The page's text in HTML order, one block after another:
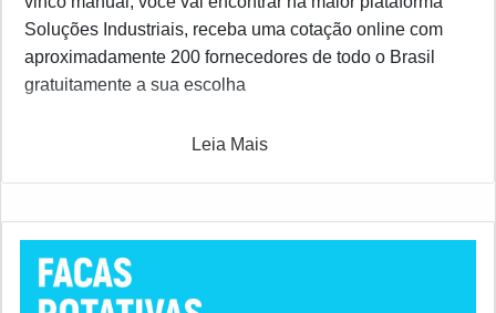
Soluções Industriais, receba uma cotação online com
aproximadamente 200 fornecedores de todo o Brasil
gratuitamente a sua escolha
Leia Mais